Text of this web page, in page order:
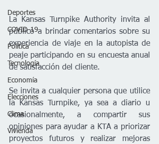
Deportes
COVID-19
Política
Tecnología
Economía
Elecciones
Clima
Vivienda
La Kansas Turnpike Authority invita al
público a brindar comentarios sobre su
experiencia de viaje en la autopista de
peaje participando en su encuesta anual
de satisfacción del cliente.
Se invita a cualquier persona que utilice
la Kansas Turnpike, ya sea a diario u
ocasionalmente, a compartir sus
opiniones para ayudar a KTA a priorizar
proyectos futuros y realizar mejoras